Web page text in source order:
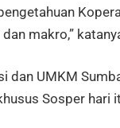
makro,”
dan UMKM
Sosper hari